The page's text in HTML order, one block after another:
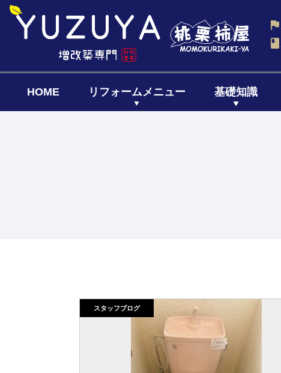
HOME リフォームメニュー 基礎知識
スタッフブログ